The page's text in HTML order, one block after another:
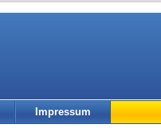
Impressum